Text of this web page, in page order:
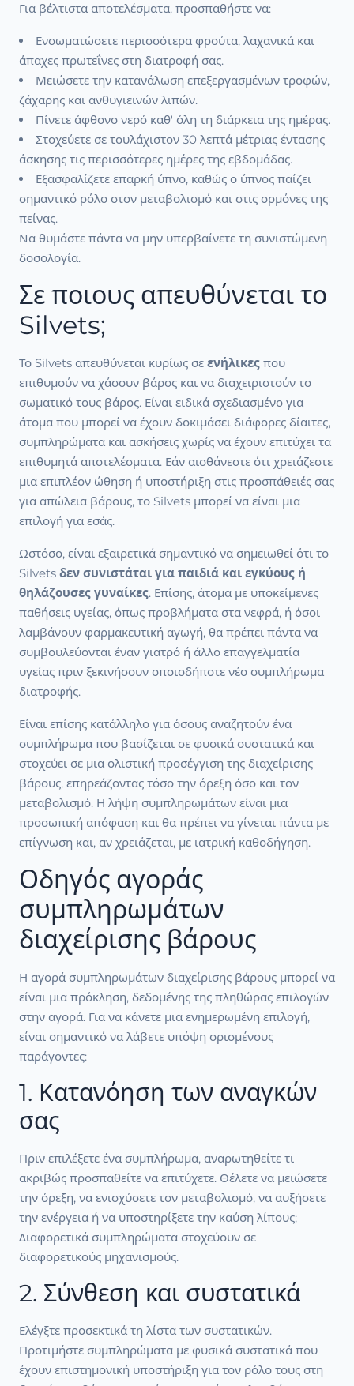
Για βέλτιστα αποτελέσματα, προσπαθήστε να:
Ενσωματώσετε περισσότερα φρούτα, λαχανικά και
άπαχες πρωτεΐνες στη διατροφή σας.
Μειώσετε την κατανάλωση επεξεργασμένων τροφών,
ζάχαρης και ανθυγιεινών λιπών.
Πίνετε άφθονο νερό καθ' όλη τη διάρκεια της ημέρας.
Στοχεύετε σε τουλάχιστον 30 λεπτά μέτριας έντασης
άσκησης τις περισσότερες ημέρες της εβδομάδας.
Εξασφαλίζετε επαρκή ύπνο, καθώς ο ύπνος παίζει
σημαντικό ρόλο στον μεταβολισμό και στις ορμόνες της
πείνας.
Να θυμάστε πάντα να μην υπερβαίνετε τη συνιστώμενη
δοσολογία.
Σε ποιους απευθύνεται το
Silvets;
Το Silvets απευθύνεται κυρίως σε ενήλικες που
επιθυμούν να χάσουν βάρος και να διαχειριστούν το
σωματικό τους βάρος. Είναι ειδικά σχεδιασμένο για
άτομα που μπορεί να έχουν δοκιμάσει διάφορες δίαιτες,
συμπληρώματα και ασκήσεις χωρίς να έχουν επιτύχει τα
επιθυμητά αποτελέσματα. Εάν αισθάνεστε ότι χρειάζεστε
μια επιπλέον ώθηση ή υποστήριξη στις προσπάθειές σας
για απώλεια βάρους, το Silvets μπορεί να είναι μια
επιλογή για εσάς.
Ωστόσο, είναι εξαιρετικά σημαντικό να σημειωθεί ότι το
Silvets δεν συνιστάται για παιδιά και εγκύους ή
θηλάζουσες γυναίκες. Επίσης, άτομα με υποκείμενες
παθήσεις υγείας, όπως προβλήματα στα νεφρά, ή όσοι
λαμβάνουν φαρμακευτική αγωγή, θα πρέπει πάντα να
συμβουλεύονται έναν γιατρό ή άλλο επαγγελματία
υγείας πριν ξεκινήσουν οποιοδήποτε νέο συμπλήρωμα
διατροφής.
Είναι επίσης κατάλληλο για όσους αναζητούν ένα
συμπλήρωμα που βασίζεται σε φυσικά συστατικά και
στοχεύει σε μια ολιστική προσέγγιση της διαχείρισης
βάρους, επηρεάζοντας τόσο την όρεξη όσο και τον
μεταβολισμό. Η λήψη συμπληρωμάτων είναι μια
προσωπική απόφαση και θα πρέπει να γίνεται πάντα με
επίγνωση και, αν χρειάζεται, με ιατρική καθοδήγηση.
Οδηγός αγοράς
συμπληρωμάτων
διαχείρισης βάρους
Η αγορά συμπληρωμάτων διαχείρισης βάρους μπορεί να
είναι μια πρόκληση, δεδομένης της πληθώρας επιλογών
στην αγορά. Για να κάνετε μια ενημερωμένη επιλογή,
είναι σημαντικό να λάβετε υπόψη ορισμένους
παράγοντες:
1. Κατανόηση των αναγκών
σας
Πριν επιλέξετε ένα συμπλήρωμα, αναρωτηθείτε τι
ακριβώς προσπαθείτε να επιτύχετε. Θέλετε να μειώσετε
την όρεξη, να ενισχύσετε τον μεταβολισμό, να αυξήσετε
την ενέργεια ή να υποστηρίξετε την καύση λίπους;
Διαφορετικά συμπληρώματα στοχεύουν σε
διαφορετικούς μηχανισμούς.
2. Σύνθεση και συστατικά
Ελέγξτε προσεκτικά τη λίστα των συστατικών.
Προτιμήστε συμπληρώματα με φυσικά συστατικά που
έχουν επιστημονική υποστήριξη για τον ρόλο τους στη